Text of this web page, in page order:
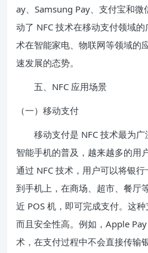
ay、Samsung Pay、支付宝和微
动了 NFC 技术在移动支付领域
术在智能家电、物联网等领域的
速发展的态势。
五、NFC 应用场景
（一）移动支付
移动支付是 NFC 技术最为广
智能手机的普及，越来越多的用
通过 NFC 技术，用户可以将银
到手机上，在商场、超市、餐厅
近 POS 机，即可完成支付。这
而且安全性高。例如，Apple
术，在支付过程中不会直接传输